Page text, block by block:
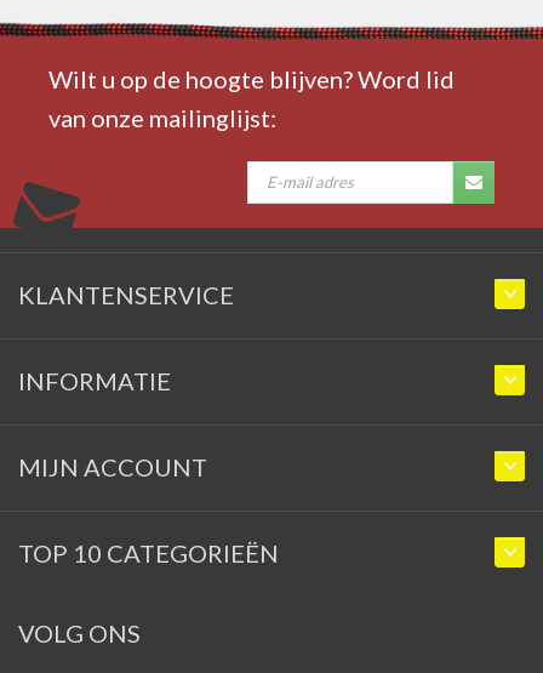
Wilt u op de hoogte blijven? Word lid
van onze mailinglijst:
KLANTENSERVICE
INFORMATIE
MIJN ACCOUNT
TOP 10 CATEGORIEËN
VOLG ONS